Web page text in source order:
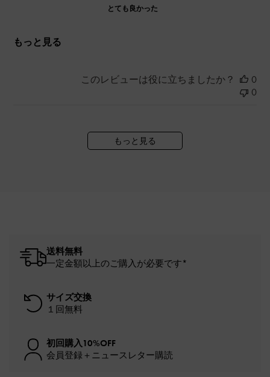
とても良かった
もっと見る
このレビューは役に立ちましたか？
0
0
もっと見る
送料無料
一定金額以上のご購入が必要です*
サイズ交換
１回無料
初回購入10%OFF
会員登録＋ニュースレター購読